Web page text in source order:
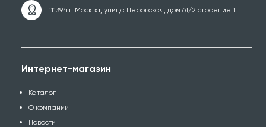
111394 г. Москва, улица Перовская, дом 61/2 строение 1
Интернет-магазин
Каталог
О компании
Новости